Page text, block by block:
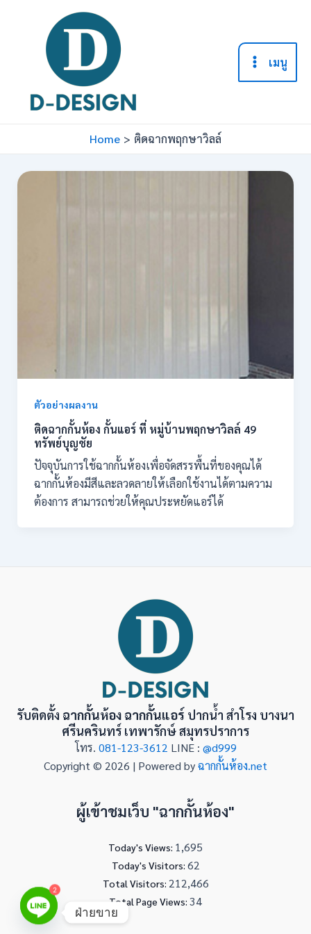
Main
เมนู
Home ติดฉากพฤกษาวิลล์
ตัวอย่างผลงาน
ติดฉากกั้นห้อง กั้นแอร์ ที่ หมู่บ้านพฤกษาวิลล์ 49
ทรัพย์บุญชัย
ปัจจุบันการใช้ฉากกั้นห้องเพื่อจัดสรรพื้นที่ของคุณได้
ฉากกั้นห้องมีสีและลวดลายให้เลือกใช้งานได้ตามความ
ต้องการ สามารถช่วยให้คุณประหยัดแอร์ได้
รับติดตั้ง ฉากกั้นห้อง ฉากกั้นแอร์ ปากน้ำ สำโรง บางนา
ศรีนครินทร์ เทพารักษ์ สมุทรปราการ
โทร. 081-123-3612 LINE : @d999
Copyright © 2026 | Powered byฉากกั้นห้อง.net
ผู้เข้าชมเว็บ "ฉากกั้นห้อง"
Today's Views: 1,695
Today's Visitors: 62
Total Visitors: 212,466
Total Page Views: 34
2
ฝ่ายขาย